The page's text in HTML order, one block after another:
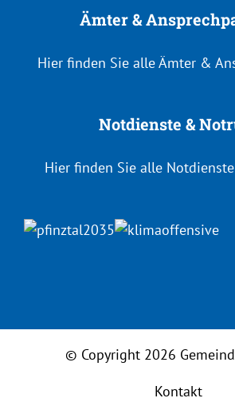
Ämter &
Hier finden Sie alle Ämter &
Notdienste &
Hier finden Sie alle
© Copyright 2026
Kontakt